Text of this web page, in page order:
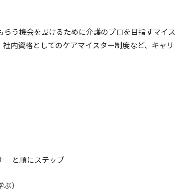
う機会を設けるために介護のプロを目指すマイス
内資格としてのケアマイスター制度など、キャリ
順にステップ
）